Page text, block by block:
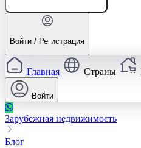
Войти / Регистрация
Главная Страны
Войти
Зарубежная недвижимость
Блог